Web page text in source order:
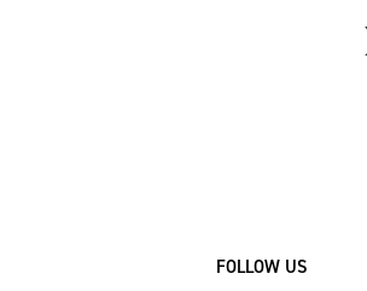
FOLLOW US